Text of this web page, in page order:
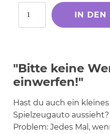
Berliner
Hessisch
I Love...
Ich komme aus
Fußball
Fliegerwelt
Werbung
IN DEN
"Bitte keine
einwerfen!"
Hast du auch ein
Spielzeugauto
Problem: Jedes Mal,